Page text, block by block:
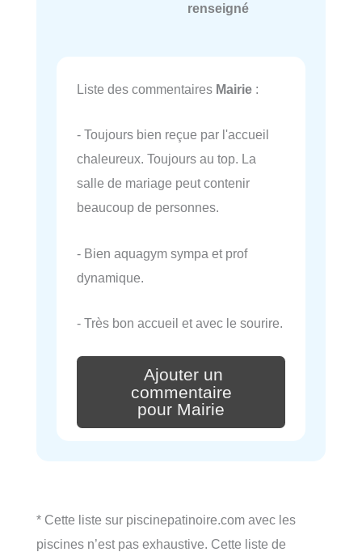
renseigné
Liste des commentaires Mairie :
- Toujours bien reçue par l'accueil
chaleureux. Toujours au top. La
salle de mariage peut contenir
beaucoup de personnes.
- Bien aquagym sympa et prof
dynamique.
- Très bon accueil et avec le sourire.
Ajouter un
commentaire
pour Mairie
* Cette liste sur piscinepatinoire.com avec les
piscines n’est pas exhaustive. Cette liste de